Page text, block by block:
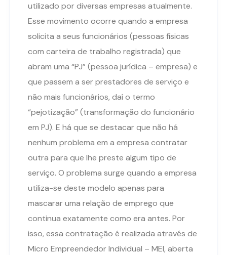
utilizado por diversas empresas atualmente.
Esse movimento ocorre quando a empresa
solicita a seus funcionários (pessoas físicas
com carteira de trabalho registrada) que
abram uma “PJ” (pessoa jurídica – empresa) e
que passem a ser prestadores de serviço e
não mais funcionários, daí o termo
“pejotização” (transformação do funcionário
em PJ). E há que se destacar que não há
nenhum problema em a empresa contratar
outra para que lhe preste algum tipo de
serviço. O problema surge quando a empresa
utiliza-se deste modelo apenas para
mascarar uma relação de emprego que
continua exatamente como era antes. Por
isso, essa contratação é realizada através de
Micro Empreendedor Individual – MEI, aberta